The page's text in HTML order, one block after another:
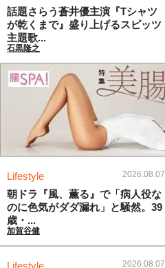
話題さらう蒼井優主演『Tシャツ
が乾くまで』盛り上げるスピッツ
主題歌...
石黒隆之
Lifestyle 2026.08.07
朝ドラ『風、薫る』で「病人役な
のに色気がダダ漏れ」と騒然。39
歳・...
加賀谷健
2026.08.07